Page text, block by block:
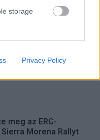
storage
and other
Privacy Policy
meg az ERC-
Morena Rallyt